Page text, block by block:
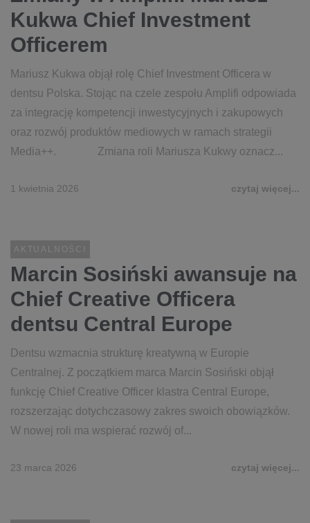
Kukwa Chief Investment
Officerem
Mariusz Kukwa objął rolę Chief Investment Officera w
dentsu Polska. Stojąc na czele zespołu Amplifi odpowiada
za integrację kompetencji inwestycyjnych i zakupowych
oraz rozwój produktów mediowych w ramach strategii
Media++. Zmiana roli Mariusza Kukwy oznacz...
1 kwietnia 2026 czytaj więcej...
AKTUALNOŚCI
Marcin Sosiński awansuje na
Chief Creative Officera
dentsu Central Europe
Dentsu wzmacnia strukturę kreatywną w Europie
Centralnej. Z początkiem marca Marcin Sosiński objął
funkcję Chief Creative Officer klastra Central Europe,
rozszerzając dotychczasowy zakres swoich obowiązków.
W nowej roli ma wspierać rozwój of...
23 marca 2026 czytaj więcej...